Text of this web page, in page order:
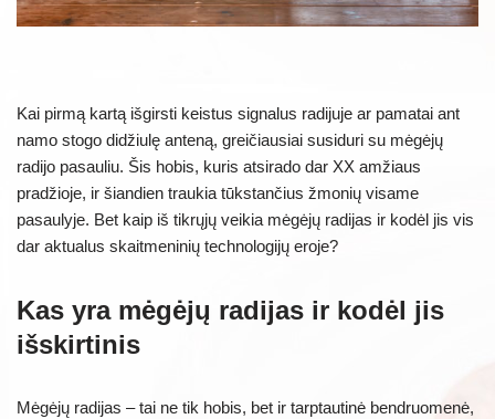
Kai pirmą kartą išgirsti keistus signalus radijuje ar pamatai ant
namo stogo didžiulę anteną, greičiausiai susiduri su mėgėjų
radijo pasauliu. Šis hobis, kuris atsirado dar XX amžiaus
pradžioje, ir šiandien traukia tūkstančius žmonių visame
pasaulyje. Bet kaip iš tikrųjų veikia mėgėjų radijas ir kodėl jis vis
dar aktualus skaitmeninių technologijų eroje?
Kas yra mėgėjų radijas ir kodėl jis
išskirtinis
Mėgėjų radijas – tai ne tik hobis, bet ir tarptautinė bendruomenė,